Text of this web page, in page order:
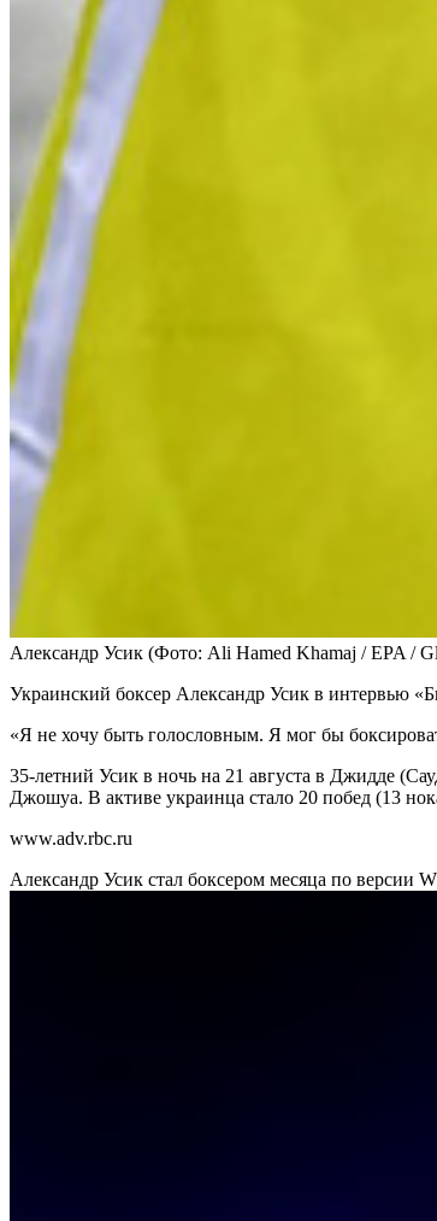
Александр Усик (Фото: Ali Hamed Khamaj / EPA /
Украинский боксер Александр Усик в интервью
«Я не хочу быть голословным. Я мог бы
35-летний Усик в ночь на 21 августа в Джидде
Джошуа. В активе украинца стало 20 побед (13
www.adv.rbc.ru
Александр Усик стал боксером месяца по версии